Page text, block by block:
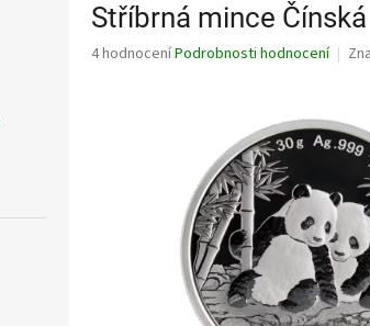
Stříbrná mince
Průměrné
4 hodnoceníPodrobnosti hodnocení